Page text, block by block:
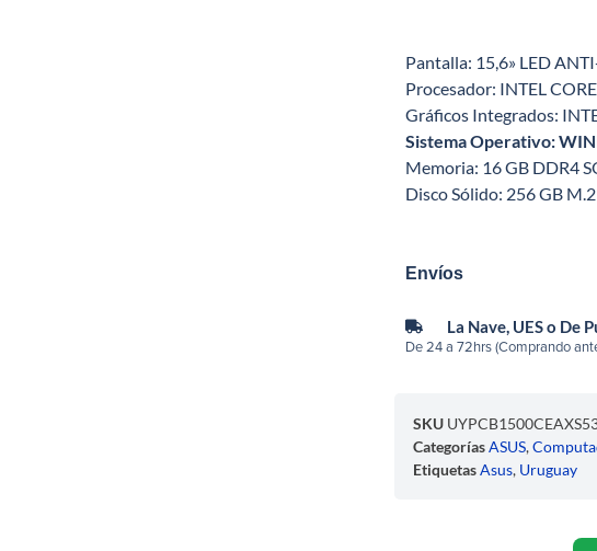
Pantalla: 15,6» LED
Procesador: INTEL
Gráficos Integrados:
Sistema Operativo:
Memoria: 16 GB DDR4
Disco Sólido: 256 GB
Envíos
La Nave, UES o De
De 24 a 72hrs (Comprando
SKU
CategoríasASUS,
EtiquetasAsus, Uruguay